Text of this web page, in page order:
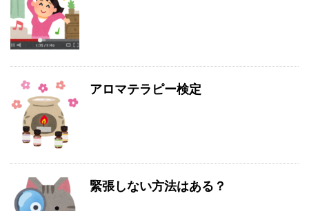
アロマテラピー検定
緊張しない方法はある？